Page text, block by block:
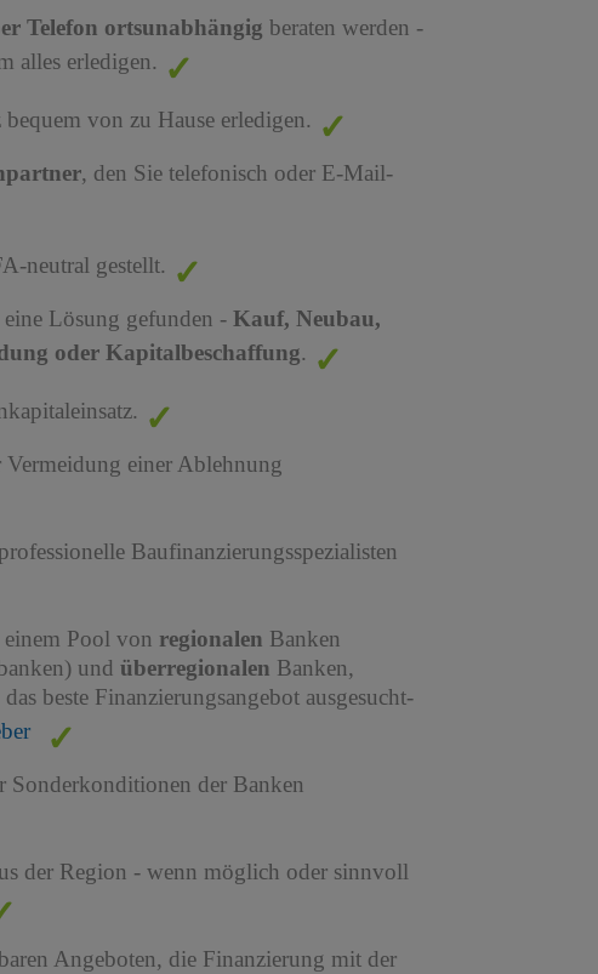
Telefon ortsunabhängig beraten werden -
alles erledigen.
von zu Hause erledigen.
, den Sie telefonisch oder E-Mail-
neutral gestellt.
Lösung gefunden - Kauf, Neubau,
oder Kapitalbeschaffung.
einer Ablehnung
Baufinanzierungsspezialisten
einem Pool von regionalen Banken
und überregionalen Banken,
beste Finanzierungsangebot ausgesucht-
Sonderkonditionen der Banken
der Region - wenn möglich oder sinnvoll
Angeboten, die Finanzierung mit der